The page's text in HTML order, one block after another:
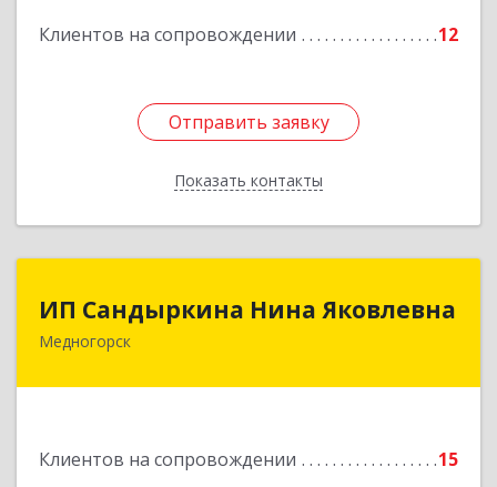
Клиентов на сопровождении 12
Отправить заявку
Показать контакты
Отправить заявку
Назад
ИП Сандыркина Нина Яковлевна
Медногорск
Клиентов на сопровождении 15
462270, Оренбургская обл, Медногорск г,